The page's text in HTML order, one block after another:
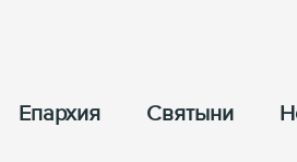
Епархия Cвятыни